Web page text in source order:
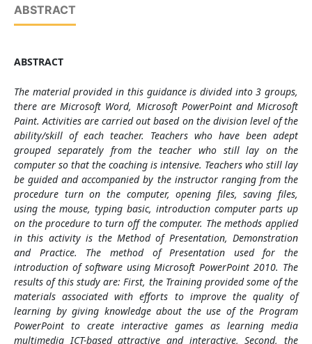
ABSTRACT
ABSTRACT
The material provided in this guidance is divided into 3 groups,
there are Microsoft Word, Microsoft PowerPoint and Microsoft
Paint. Activities are carried out based on the division level of the
ability/skill of each teacher. Teachers who have been adept
grouped separately from theteacher who still lay on the
computer so that the coaching is intensive. Teachers who still lay
be guided and accompanied by the instructor ranging from the
procedure turn on the computer, opening files, saving files,
using the mouse, typing basic, introduction computer parts up
on the procedure to turn off the computer. The methods applied
in this activity is the Method of Presentation, Demonstration
and Practice. The method of Presentation used for the
introduction of software using Microsoft PowerPoint 2010. The
results of this study are: First, the Training provided some of the
materials associated with efforts to improve the quality of
learning by giving knowledge about the use of the Program
PowerPoint to create interactive games as learning media
multimedia ICT-based attractive and interactive, Second, the